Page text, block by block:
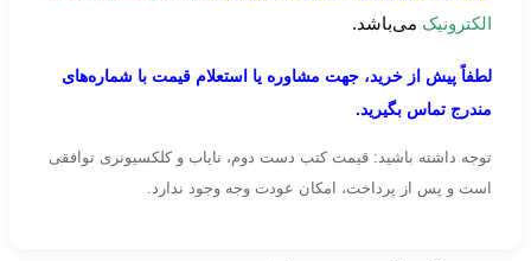
الکترونیک می‌باشد.
لطفاً پیش از خرید، جهت مشاوره یا استعلام قیمت با شماره‌های
مندرج تماس بگیرید.
توجه داشته باشید: قیمت کتب دست دوم، نایاب و کلکسیونری توافقی
است و پس از پرداخت، امکان عودت وجه وجود ندارد.